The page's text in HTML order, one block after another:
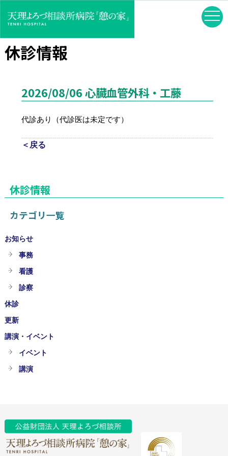
休診情報
2026/08/06 心臓血管外科・工藤
代診あり（代診医は未定です）
＜戻る
休診情報
カテゴリ一覧
お知らせ
事務
看護
診察
休診
更新
講演・イベント
イベント
講演